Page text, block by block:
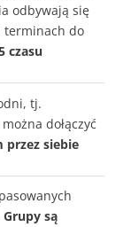
odbywają się
terminach do
czasu
tj.
dołączyć
przez siebie
Grupy są